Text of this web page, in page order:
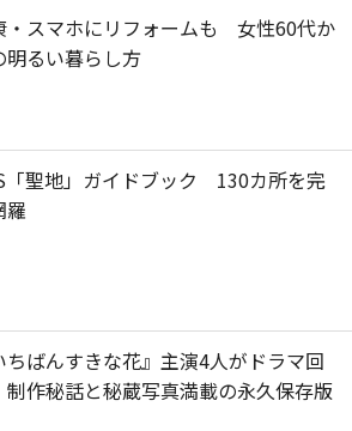
・スマホにリフォームも 女性60代か
明るい暮らし方
「聖地」ガイドブック 130カ所を完
羅
ちばんすきな花』主演4人がドラマ回
作秘話と秘蔵写真満載の永久保存版